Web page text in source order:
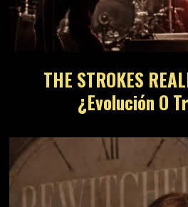
THE STROKES
¿Evolución O